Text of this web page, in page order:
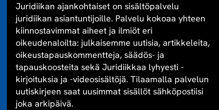
Juridiikan ajankohtaiset on sisältöpalvelu
juridiikan asiantuntijoille. Palvelu kokoaa yhteen
kiinnostavimmat aiheet ja ilmiöt eri
oikeudenaloilta: julkaisemme uutisia, artikkeleita,
oikeustapauskommentteja, säädös- ja
tapauskoosteita sekä Juridiikkaa lyhyesti -
kirjoituksia ja -videosisältöjä. Tilaamalla palvelun
uutiskirjeen saat uusimmat sisällöt sähköpostiisi
joka arkipäivä.